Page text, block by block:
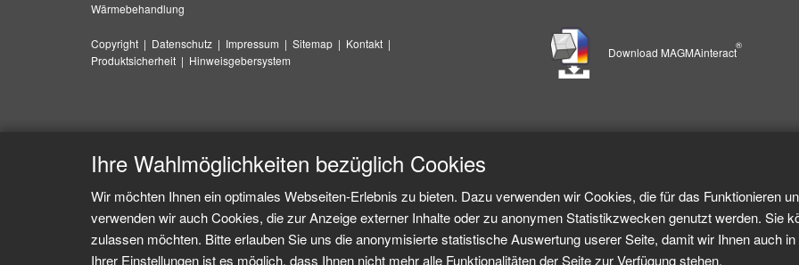
Wärmebehandlung
Copyright | Datenschutz | Impressum | Sitemap | Kontakt |
Produktsicherheit | Hinweisgebersystem
Download MAGMAinteract
®
Ihre Wahlmöglichkeiten bezüglich Cookies
Wir möchten Ihnen ein optimales Webseiten-Erlebnis zu bieten. Dazu verwenden wir Cookies, die für das Funktionieren
verwenden wir auch Cookies, die zur Anzeige externer Inhalte oder zu anonymen Statistikzwecken genutzt werden. Sie
zulassen möchten. Bitte erlauben Sie uns die anonymisierte statistische Auswertung userer Seite, damit wir Ihnen auch
Ihrer Einstellungen ist es möglich, dass Ihnen nicht mehr alle Funktionalitäten der Seite zur Verfügung stehen.